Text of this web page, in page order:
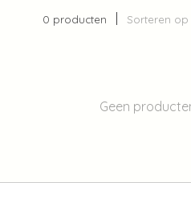
0 producten Sorteren op
Geen